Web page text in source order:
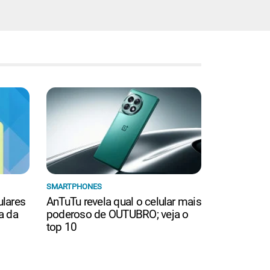
da
SMARTPHONES
AnTuTu revela qual o celular mais
poderoso de OUTUBRO; veja o
top 10